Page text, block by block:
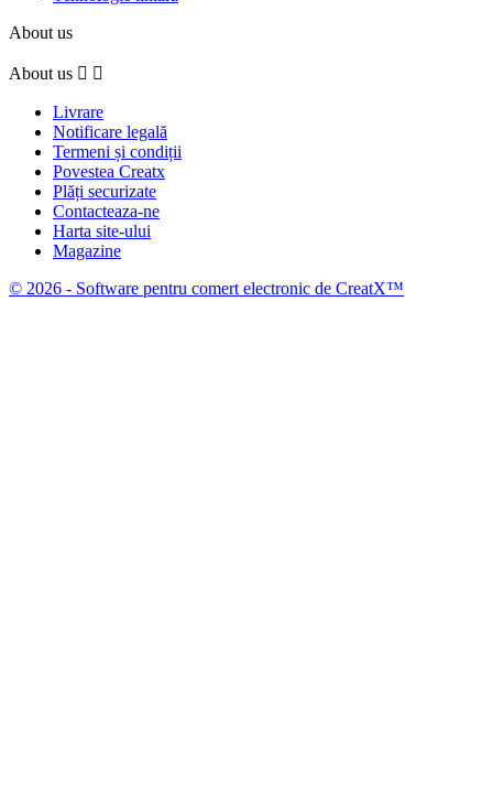
About us
About us  
Livrare
Notificare legală
Termeni și condiții
Povestea Creatx
Plăți securizate
Contacteaza-ne
Harta site-ului
Magazine
© 2026 - Software pentru comert electronic de CreatX™